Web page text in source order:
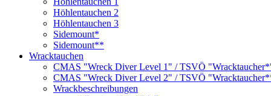
Höhlentauchen 2
Höhlentauchen 3
Sidemount*
Sidemount**
Wracktauchen
CMAS "Wreck Diver Level 1" / TSVÖ
CMAS "Wreck Diver Level 2" / TSVÖ
Wrackbeschreibungen